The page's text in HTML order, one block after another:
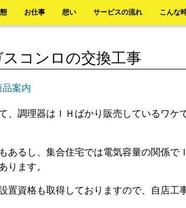
お仕事 想い サービスの流れ こんな
コンロの交換工事
品案内
、調理器はＩＨばかり販売しているワケ
あるし、集合住宅では電気容量の関係で
ります。
置資格も取得しておりますので、自店工